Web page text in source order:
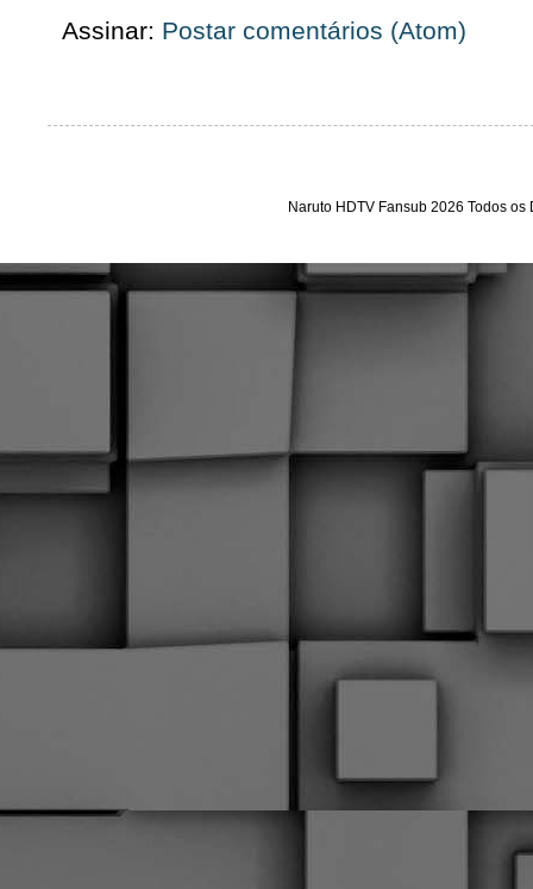
Assinar: Postar comentários (Atom)
Naruto HDTV Fansub 2026 Todos